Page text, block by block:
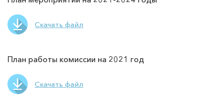
Скачать файл
План работы комиссии на 2021 год
Скачать файл